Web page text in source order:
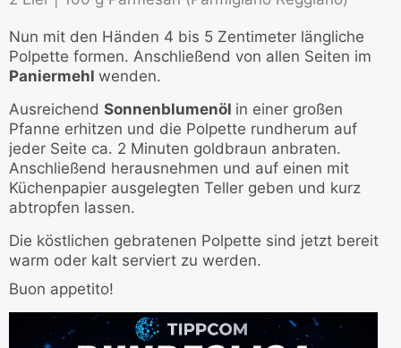
Nun mit den Händen 4 bis 5 Zentimeter längliche
Polpette formen. Anschließend von allen Seiten im
Paniermehl wenden.
Ausreichend Sonnenblumenöl in einer großen
Pfanne erhitzen und die Polpette rundherum auf
jeder Seite ca. 2 Minuten goldbraun anbraten.
Anschließend herausnehmen und auf einen mit
Küchenpapier ausgelegten Teller geben und kurz
abtropfen lassen.
Die köstlichen gebratenen Polpette sind jetzt bereit
warm oder kalt serviert zu werden.
Buon appetito!